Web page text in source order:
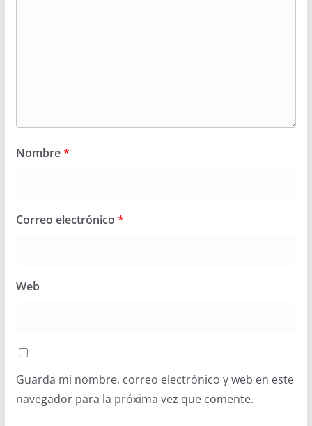
Nombre*
Correo electrónico *
Web
Guarda mi nombre, correo electrónico y web en este
navegador para la próxima vez que comente.